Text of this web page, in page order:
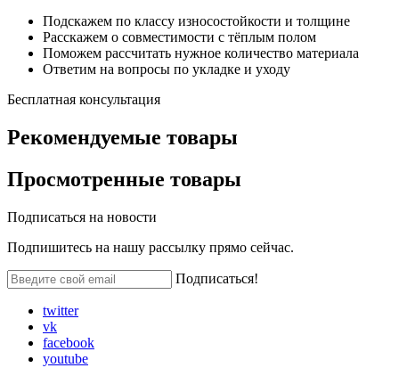
Подскажем по классу износостойкости и толщине
Расскажем о совместимости с тёплым полом
Поможем рассчитать нужное количество материала
Ответим на вопросы по укладке и уходу
Бесплатная консультация
Рекомендуемые товары
Просмотренные товары
Подписаться на новости
Подпишитесь на нашу рассылку прямо сейчас.
Подписаться!
twitter
vk
facebook
youtube